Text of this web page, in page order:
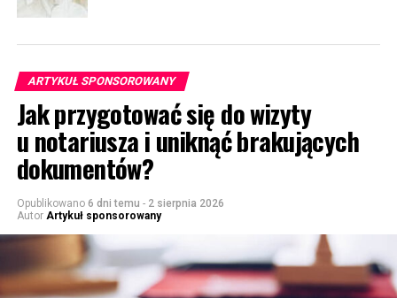
ARTYKUŁ SPONSOROWANY
Jak przygotować się do wizyty
u notariusza i uniknąć brakujących
dokumentów?
Opublikowano 6 dni temu - 2 sierpnia 2026
Autor Artykuł sponsorowany